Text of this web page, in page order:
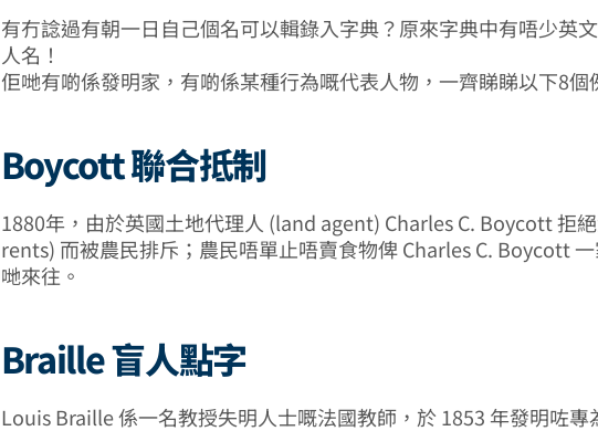
有冇諗過有朝一日自己個名可以輯錄入字典？原來字典中有唔少英
人名！
佢哋有啲係發明家，有啲係某種行為嘅代表人物，一齊睇睇以下8個
Boycott 聯合抵制
1880年，由於英國土地代理人 (land agent) Charles C. Boycott 拒
rents) 而被農民排斥；農民唔單止唔賣食物俾 Charles C. Boycott
哋來往。
Braille 盲人點字
Louis Braille 係一名教授失明人士嘅法國教師，於 1853 年發明咗專